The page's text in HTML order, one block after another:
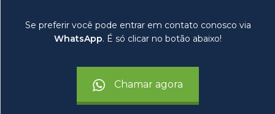
Se preferir você pode entrar em contato conosco via
WhatsApp. É só clicar no botão abaixo!
Chamar agora